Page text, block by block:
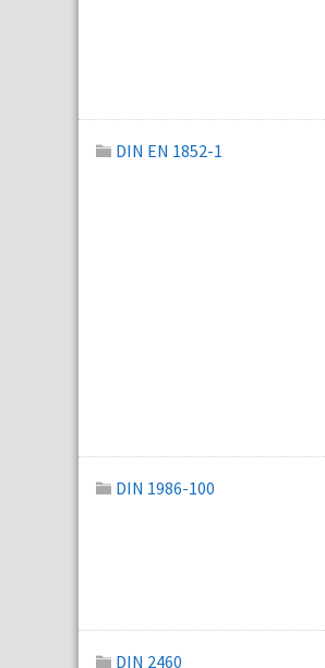
DIN EN 1852-1
DIN 1986-100
DIN 2460